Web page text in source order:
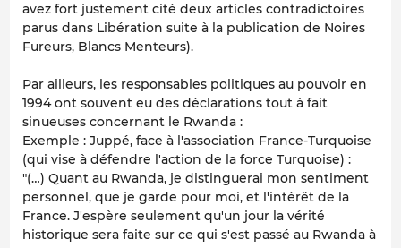
avez fort justement cité deux articles contradictoires
parus dans Libération suite à la publication de Noires
Fureurs, Blancs Menteurs).
Par ailleurs, les responsables politiques au pouvoir en
1994 ont souvent eu des déclarations tout à fait
sinueuses concernant le Rwanda :
Exemple : Juppé, face à l'association France-Turquoise
(qui vise à défendre l'action de la force Turquoise) :
"(…) Quant au Rwanda, je distinguerai mon sentiment
personnel, que je garde pour moi, et l'intérêt de la
France. J'espère seulement qu'un jour la vérité
historique sera faite sur ce qui s'est passé au Rwanda à